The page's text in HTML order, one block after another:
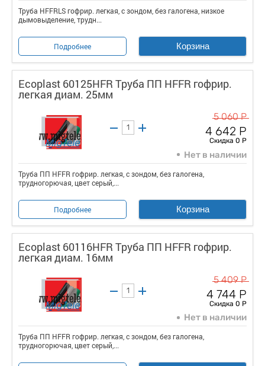
Труба HFFRLS гофрир. легкая, с зондом, без галогена, низкое
дымовыделение, трудн...
Подробнее Корзина
Ecoplast 60125HFR Труба ПП HFFR гофрир.
легкая диам. 25мм
5 060 Р
4 642 Р
Скидка 0 Р
Нет в наличии
Труба ПП HFFR гофрир. легкая, с зондом, без галогена,
трудногорючая, цвет серый,...
Подробнее Корзина
Ecoplast 60116HFR Труба ПП HFFR гофрир.
легкая диам. 16мм
5 409 Р
4 744 Р
Скидка 0 Р
Нет в наличии
Труба ПП HFFR гофрир. легкая, с зондом, без галогена,
трудногорючая, цвет серый,...